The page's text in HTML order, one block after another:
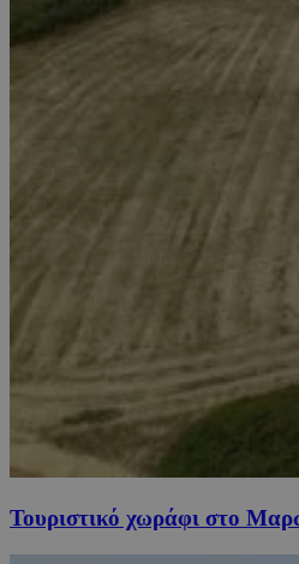
Τουριστικό χωράφι στο